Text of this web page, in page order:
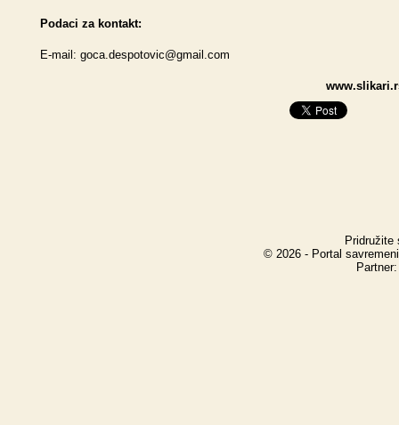
Podaci za kontakt:
E-mail: goca.despotovic@gmail.com
© 2026 - Portal